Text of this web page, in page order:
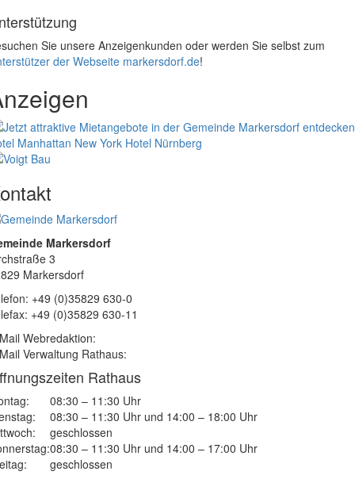
Sie unsere Anzeigenkunden oder werden Sie selbst zum
der Webseite markersdorf.de!
Manhattan New York Hotel Nürnberg
Markersdorf
3
Markersdorf
+49 (0)35829 630-0
+49 (0)35829 630-11
Webredaktion:
Verwaltung Rathaus:
Rathaus
08:30 – 11:30 Uhr
08:30 – 11:30 Uhr und 14:00 – 18:00 Uhr
geschlossen
08:30 – 11:30 Uhr und 14:00 – 17:00 Uhr
geschlossen